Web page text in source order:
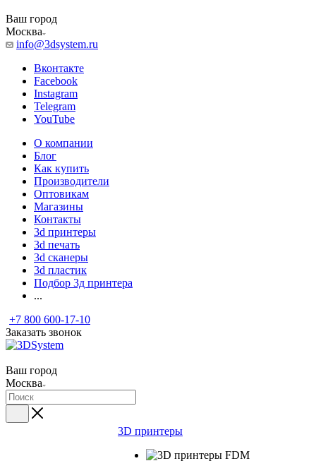
Ваш город
Москва
info@3dsystem.ru
Вконтакте
Facebook
Instagram
Telegram
YouTube
О компании
Блог
Как купить
Производители
Оптовикам
Магазины
Контакты
3d принтеры
3d печать
3d сканеры
3d пластик
Подбор 3д принтера
...
+7 800 600-17-10
Заказать звонок
Ваш город
Москва
3D принтеры